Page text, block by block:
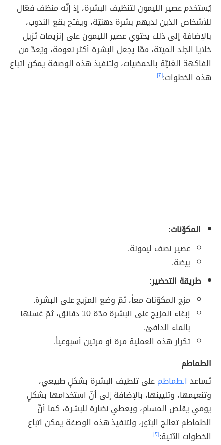
يُستخدم عصير الليمون لتنظيف البشرة، إذ إنّه منظف فعّال
للأشخاص الذين لديهم بشرة دهنيّة، ويفتح بقع الندوب،
بالإضافة إلى ذلك يحتوي عصير الليمون على إنزيمات تُزيل
خلايا الجلد الميتة، ممّا يجعل البشرة أكثر نعومة، ويُعدّ من
الفاكهة الغنيّة بالحمضيات، ولتنفيذ هذه الوصفة يمكن اتباع
هذه الخطوات:[٢]
المكوّنات:
عصير نصف ليمونة.
بيضة.
طريقة التحضير:
مزج المكوّنات معاً، ثمّ وضع المزيج على البشرة.
إبقاء المزيج على البشرة مدّة 10 دقائق، ثمّ غسلها
بالماء الدافئ.
تكرار هذه العملية مرة أو مرتين أسبوعياً.
الطماطم
تُساعد الطماطمعلى تلطيف البشرة بشكلٍ طبيعي،
وتنعيمها، وتليينها، بالإضافة إلى أنّ استخدامها بشكلٍ
يومي يقلص المسام، ويعطي نضارة للبشرة، كما أنّ
الطماطم تعالج البثور، ولتنفيذ هذه الوصفة يمكن اتباع
الخطوات الآتية:[٢]